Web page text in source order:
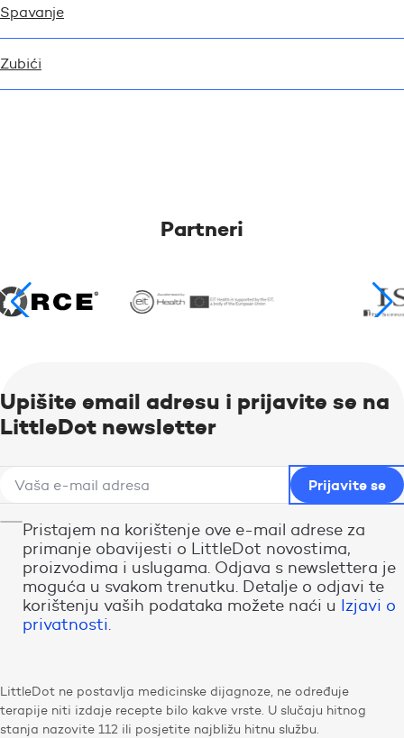
Spavanje
Zubići
Partneri
Upišite email adresu i prijavite se na
LittleDot newsletter
Pristajem na korištenje ove e-mail adrese za
primanje obavijesti o LittleDot novostima,
proizvodima i uslugama. Odjava s newslettera je
moguća u svakom trenutku. Detalje o odjavi te
korištenju vaših podataka možete naći u Izjavi o
privatnosti.
LittleDot ne postavlja medicinske dijagnoze, ne određuje
terapije niti izdaje recepte bilo kakve vrste. U slučaju hitnog
stanja nazovite 112 ili posjetite najbližu hitnu službu.